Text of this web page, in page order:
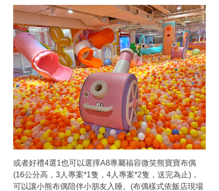
或者好禮4選1也可以選擇A8專屬福容微笑熊寶寶布偶
(16公分高，3人專案*1隻，4人專案*2隻，送完為止)，
可以讓小熊布偶陪伴小朋友入睡。(布偶樣式依飯店現場